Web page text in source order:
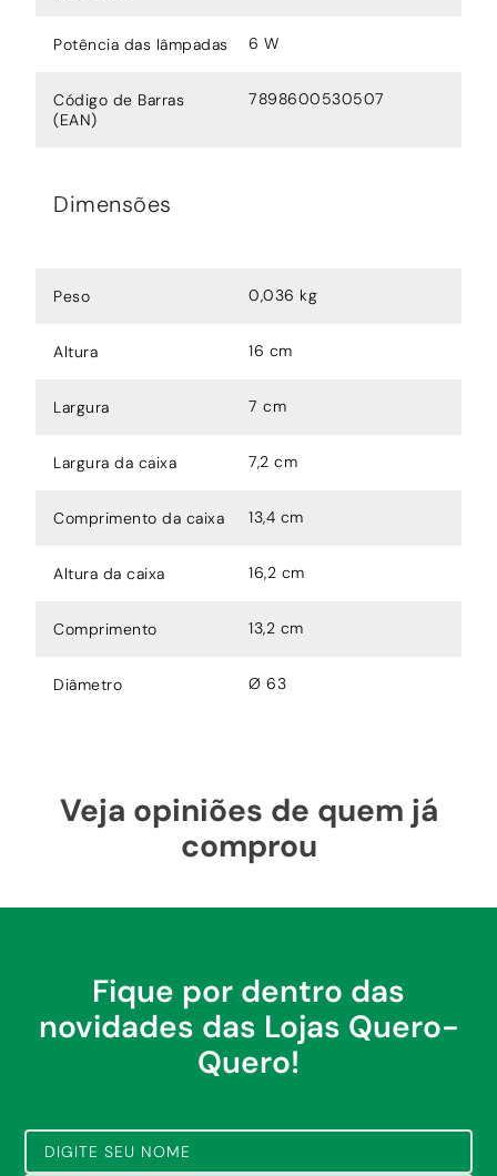
Potência das lâmpadas 6 W
Código de Barras
(EAN)
7898600530507
Dimensões
Peso 0,036 kg
Altura 16 cm
Largura 7 cm
Largura da caixa 7,2 cm
Comprimento da caixa 13,4 cm
Altura da caixa 16,2 cm
Comprimento 13,2 cm
Diâmetro Ø 63
Veja opiniões de quem já
comprou
Fique por dentro das
novidades das Lojas Quero-
Quero!